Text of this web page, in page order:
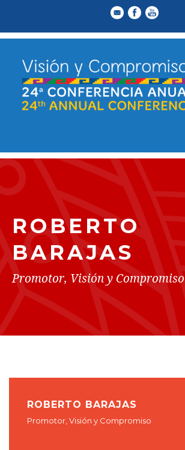
ROBERTO
BARAJAS
Promotor, Visión y Compromiso
ROBERTO BARAJAS
Promotor, Visión y Compromiso